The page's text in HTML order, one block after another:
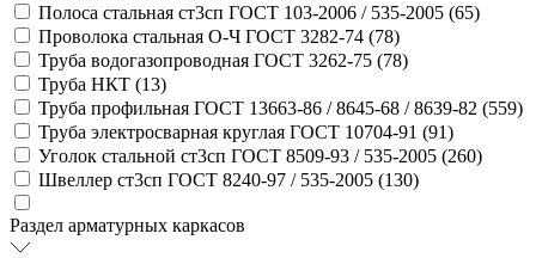
Полоса стальная ст3сп ГОСТ 103-2006 / 535-2005 (65)
Проволока стальная О-Ч ГОСТ 3282-74 (78)
Труба водогазопроводная ГОСТ 3262-75 (78)
Труба НКТ (13)
Труба профильная ГОСТ 13663-86 / 8645-68 / 8639-82 (559)
Труба электросварная круглая ГОСТ 10704-91 (91)
Уголок стальной ст3сп ГОСТ 8509-93 / 535-2005 (260)
Швеллер ст3сп ГОСТ 8240-97 / 535-2005 (130)
Раздел арматурных каркасов